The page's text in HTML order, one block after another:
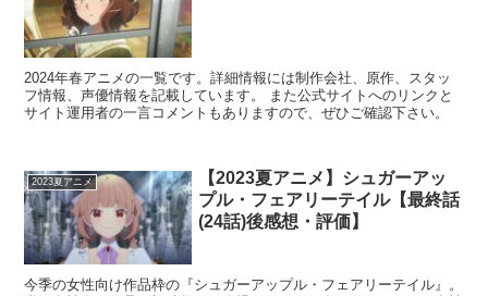
2024年春アニメの一覧です。詳細情報には制作会社、原作、スタッ
フ情報、声優情報を記載しています。 また公式サイトへのリンクと
サイト運用者の一言コメントもありますので、ぜひご確認下さい。
2023夏アニメ
【2023夏アニメ】シュガーアッ
プル・フェアリーテイル【最終話
(24話)後感想・評価】
今季の女性向け作品枠の『シュガーアップル・フェアリーテイル』。